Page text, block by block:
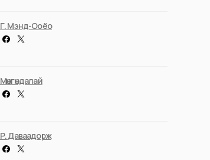
Г. Мэнд-Ооёо
Мөнгөндалай
Р. Даваадорж